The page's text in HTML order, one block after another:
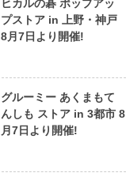
ヒカルの碁 ポップアッ
プストア in 上野・神戸
8月7日より開催!
グルーミー あくまもて
んしも ストア in 3都市 8
月7日より開催!